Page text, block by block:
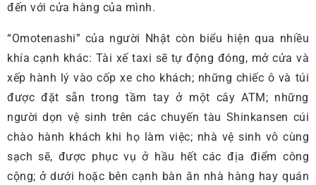
đến với cửa hàng của mình.
“Omotenashi” của người Nhật còn biểu hiện qua nhiều
khía cạnh khác: Tài xế taxi sẽ tự động đóng, mở cửa và
xếp hành lý vào cốp xe cho khách; những chiếc ô và túi
được đặt sẵn trong tầm tay ở một cây ATM; những
người dọn vệ sinh trên các chuyến tàu Shinkansen cúi
chào hành khách khi họ làm việc; nhà vệ sinh vô cùng
sạch sẽ, được phục vụ ở hầu hết các địa điểm công
cộng; ở dưới hoặc bên cạnh bàn ăn nhà hàng hay quán